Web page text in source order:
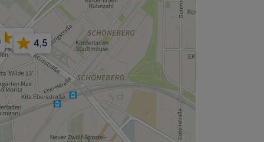
4,9 4,5